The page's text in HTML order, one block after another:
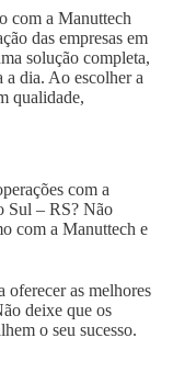
com a Manuttech
das empresas em
solução completa,
a dia. Ao escolher a
qualidade,
com a
Sul – RS? Não
com a Manuttech e
oferecer as melhores
deixe que os
o seu sucesso.